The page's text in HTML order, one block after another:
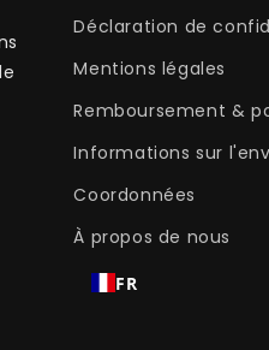
Déclaration de
Mentions légales
Remboursement &
Informations sur
Coordonnées
À propos de nous
FR